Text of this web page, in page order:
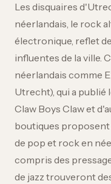
Les disquaires
néerlandais, le rock
électronique, reflet
influentes de la ville.
néerlandais comme
Utrecht), qui a publié
Claw Boys Claw et
boutiques
de pop et rock en
compris des
de jazz trouveront